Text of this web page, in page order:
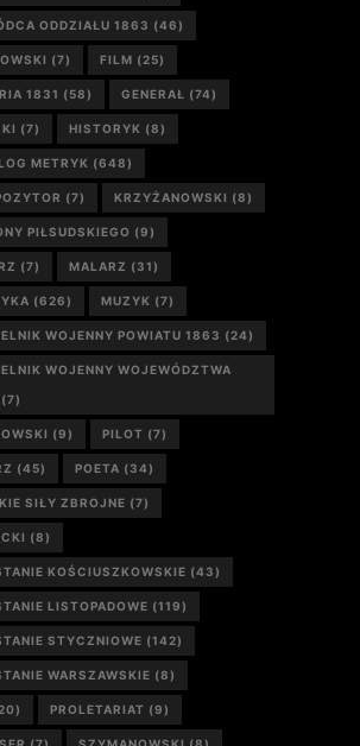
ODDZIAŁU 1863 (46)
(7) FILM (25)
1831 (58) GENERAŁ (74)
(7) HISTORYK (8)
METRYK (648)
(7) KRZYŻANOWSKI (8)
PIŁSUDSKIEGO (9)
(7) MALARZ (31)
(626) MUZYK (7)
WOJENNY POWIATU 1863 (24)
WOJENNY WOJEWÓDZTWA
(7)
(9) PILOT (7)
(45) POETA (34)
SIŁY ZBROJNE (7)
(8)
KOŚCIUSZKOWSKIE (43)
LISTOPADOWE (119)
STYCZNIOWE (142)
WARSZAWSKIE (8)
PROLETARIAT (9)